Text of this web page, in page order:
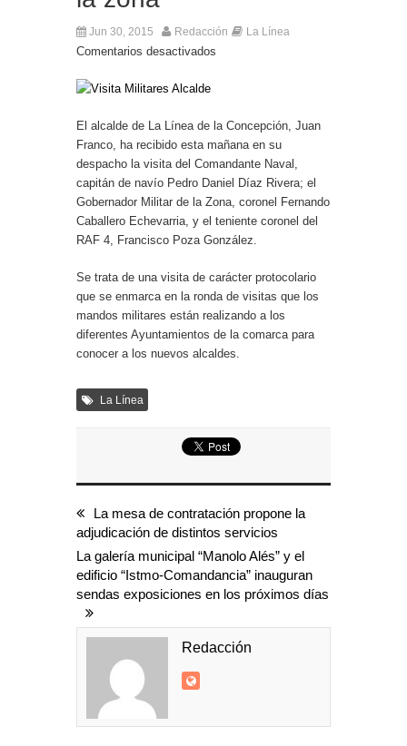
Jun 30, 2015 Redacción La Línea
Comentarios desactivados
El alcalde de La Línea de la Concepción, Juan
Franco, ha recibido esta mañana en su
despacho la visita del Comandante Naval,
capitán de navío Pedro Daniel Díaz Rivera; el
Gobernador Militar de la Zona, coronel Fernando
Caballero Echevarria, y el teniente coronel del
RAF 4, Francisco Poza González.
Se trata de una visita de carácter protocolario
que se enmarca en la ronda de visitas que los
mandos militares están realizando a los
diferentes Ayuntamientos de la comarca para
conocer a los nuevos alcaldes.
La Línea
La mesa de contratación propone la
adjudicación de distintos servicios
La galería municipal “Manolo Alés” y el
edificio “Istmo-Comandancia” inauguran
sendas exposiciones en los próximos días
Redacción